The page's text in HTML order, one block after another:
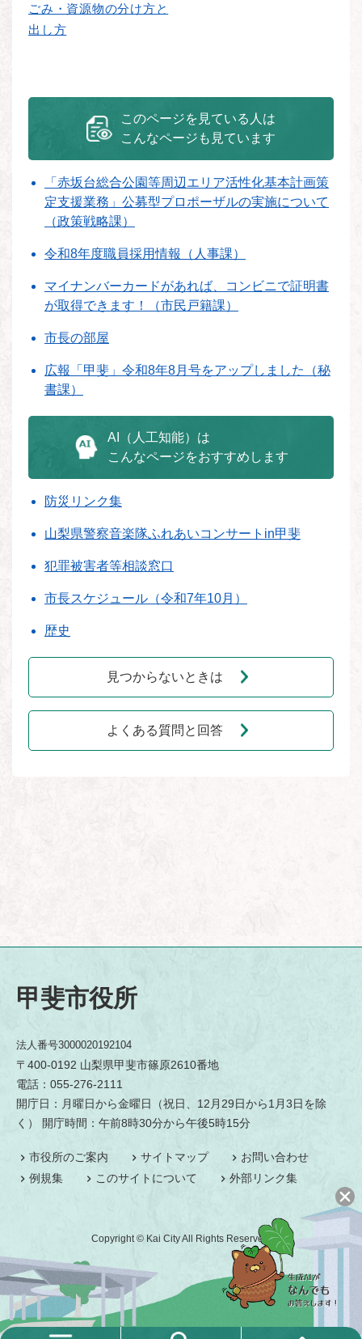
ごみ・資源物の分け方と
出し方
このページを見ている人は
こんなページも見ています
「赤坂台総合公園等周辺エリア活性化基本計画策
定支援業務」公募型プロポーザルの実施について
（政策戦略課）
令和8年度職員採用情報（人事課）
マイナンバーカードがあれば、コンビニで証明書
が取得できます！（市民戸籍課）
市長の部屋
広報「甲斐」令和8年8月号をアップしました（秘
書課）
AI（人工知能）は
こんなページをおすすめします
防災リンク集
山梨県警察音楽隊ふれあいコンサートin甲斐
犯罪被害者等相談窓口
市長スケジュール（令和7年10月）
歴史
見つからないときは
よくある質問と回答
甲斐市役所
法人番号3000020192104
〒400-0192 山梨県甲斐市篠原2610番地
電話：055-276-2111
開庁日：月曜日から金曜日（祝日、12月29日から1月3日を除
く） 開庁時間：午前8時30分から午後5時15分
市役所のご案内 サイトマップ
お問い合わせ
例規集
このサイトについて 外部リンク集
Copyright © Kai City All Rights Reserved.